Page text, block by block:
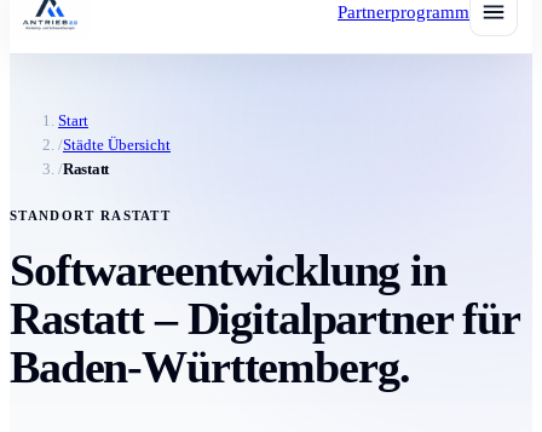
Partnerprogramm
Start
/Städte Übersicht
/Rastatt
STANDORT RASTATT
Softwareentwicklung in
Rastatt – Digitalpartner für
Baden-Württemberg.